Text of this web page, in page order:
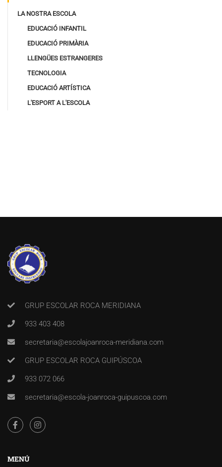
LA NOSTRA ESCOLA
EDUCACIÓ INFANTIL
EDUCACIÓ PRIMÀRIA
LLENGÜES ESTRANGERES
TECNOLOGIA
EDUCACIÓ ARTÍSTICA
L'ESPORT A L'ESCOLA
GRUP ESCOLAR ROCA MERIDIANA
933 403 408
secretaria@escolajoanroca-meridiana.com
GRUP ESCOLAR ROCA GUIPÚSCOA
933 072 066
secretaria@escola-joanroca-guipuscoa.com
MENÚ